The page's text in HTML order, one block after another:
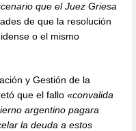
que el Juez Griesa
de que la resolución
o el mismo
y Gestión de la
que el fallo «convalida
argentino pagara
la deuda a estos